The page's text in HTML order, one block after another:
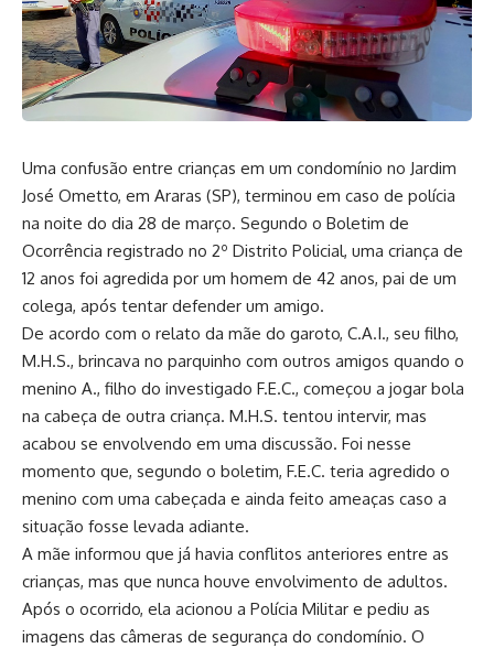
Uma confusão entre crianças em um condomínio no Jardim
José Ometto, em Araras (SP), terminou em caso de polícia
na noite do dia 28 de março. Segundo o Boletim de
Ocorrência registrado no 2º Distrito Policial, uma criança de
12 anos foi agredida por um homem de 42 anos, pai de um
colega, após tentar defender um amigo.
De acordo com o relato da mãe do garoto, C.A.I., seu filho,
M.H.S., brincava no parquinho com outros amigos quando o
menino A., filho do investigado F.E.C., começou a jogar bola
na cabeça de outra criança. M.H.S. tentou intervir, mas
acabou se envolvendo em uma discussão. Foi nesse
momento que, segundo o boletim, F.E.C. teria agredido o
menino com uma cabeçada e ainda feito ameaças caso a
situação fosse levada adiante.
A mãe informou que já havia conflitos anteriores entre as
crianças, mas que nunca houve envolvimento de adultos.
Após o ocorrido, ela acionou a Polícia Militar e pediu as
imagens das câmeras de segurança do condomínio. O